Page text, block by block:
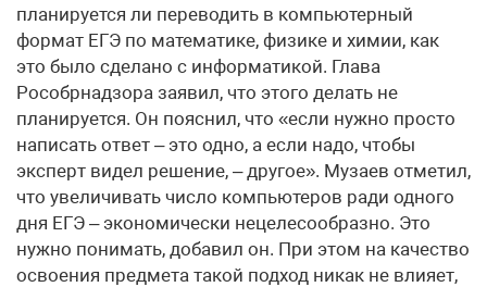
планируется ли переводить в компьютерный
формат ЕГЭ по математике, физике и химии, как
это было сделано с информатикой. Глава
Рособрнадзора заявил, что этого делать не
планируется. Он пояснил, что «если нужно просто
написать ответ – это одно, а если надо, чтобы
эксперт видел решение, – другое». Музаев отметил,
что увеличивать число компьютеров ради одного
дня ЕГЭ – экономически нецелесообразно. Это
нужно понимать, добавил он. При этом на качество
освоения предмета такой подход никак не влияет,